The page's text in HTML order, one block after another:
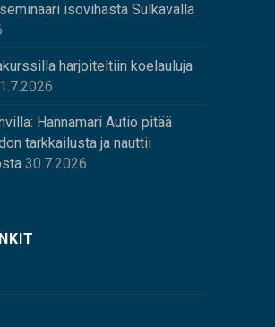
isovihasta Sulkavalla
harjoiteltiin koelauluja
Hannamari Autio pitää
tarkkailusta ja nauttii
30.7.2026